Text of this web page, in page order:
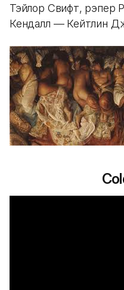
Тэйлор Свифт, рэпер
Кендалл — Кейтлин